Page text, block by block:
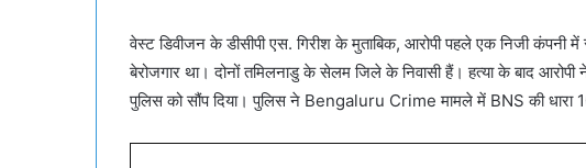
वेस्ट डिवीजन के डीसीपी एस. गिरीश के मुताबिक, आरोपी पहले एक निजी कंपनी
बेरोजगार था। दोनों तमिलनाडु के सेलम जिले के निवासी हैं। हत्या के बाद
पुलिस को सौंप दिया। पुलिस ने Bengaluru Crime मामले में BNS की